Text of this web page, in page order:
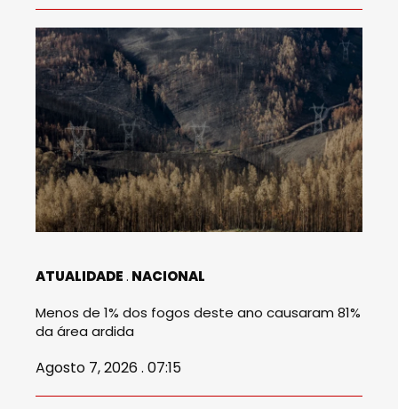
ATUALIDADE NACIONAL
Menos de 1% dos fogos deste ano causaram 81%
da área ardida
Agosto 7, 2026 . 07:15